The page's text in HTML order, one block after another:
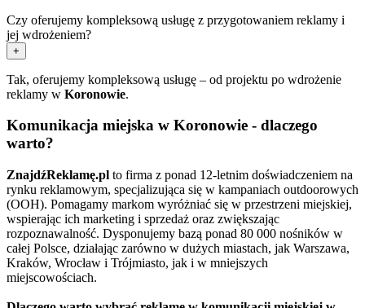
Czy oferujemy kompleksową usługę z przygotowaniem reklamy i
jej wdrożeniem?
+
Tak, oferujemy kompleksową usługę – od projektu po wdrożenie
reklamy w Koronowie.
Komunikacja miejska w Koronowie - dlaczego
warto?
ZnajdźReklamę.pl to firma z ponad 12-letnim doświadczeniem na
rynku reklamowym, specjalizująca się w kampaniach outdoorowych
(OOH). Pomagamy markom wyróżniać się w przestrzeni miejskiej,
wspierając ich marketing i sprzedaż oraz zwiększając
rozpoznawalność. Dysponujemy bazą ponad 80 000 nośników w
całej Polsce, działając zarówno w dużych miastach, jak Warszawa,
Kraków, Wrocław i Trójmiasto, jak i w mniejszych
miejscowościach.